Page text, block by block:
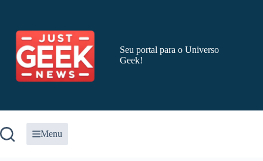
conteúdo
Seu portal para o Universo
Geek!
Menu